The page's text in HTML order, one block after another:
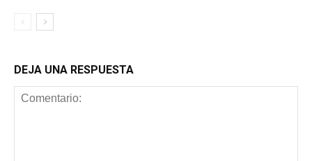
DEJA UNA RESPUESTA